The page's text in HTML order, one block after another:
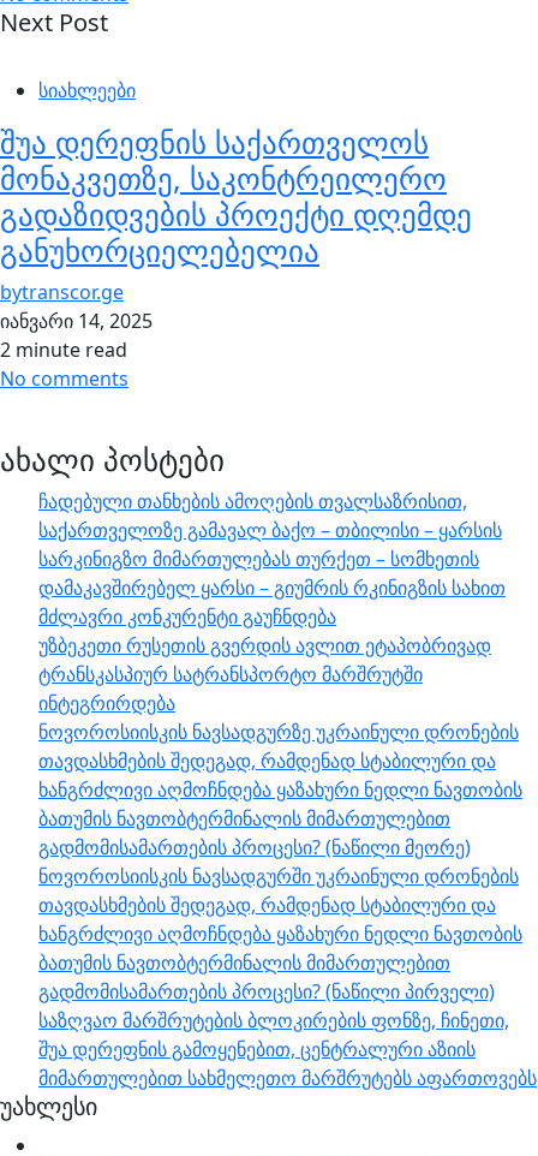
Next Post
სიახლეები
შუა დერეფნის საქართველოს
მონაკვეთზე, საკონტრეილერო
გადაზიდვების პროექტი დღემდე
განუხორციელებელია
bytranscor.ge
იანვარი 14, 2025
2 minute read
No comments
ახალი პოსტები
ჩადებული თანხების ამოღების თვალსაზრისით,
საქართველოზე გამავალ ბაქო – თბილისი – ყარსის
სარკინიგზო მიმართულებას თურქეთ – სომხეთის
დამაკავშირებელ ყარსი – გიუმრის რკინიგზის სახით
მძლავრი კონკურენტი გაუჩნდება
უზბეკეთი რუსეთის გვერდის ავლით ეტაპობრივად
ტრანსკასპიურ სატრანსპორტო მარშრუტში
ინტეგრირდება
ნოვოროსიისკის ნავსადგურზე უკრაინული დრონების
თავდასხმების შედეგად, რამდენად სტაბილური და
ხანგრძლივი აღმოჩნდება ყაზახური ნედლი ნავთობის
ბათუმის ნავთობტერმინალის მიმართულებით
გადმომისამართების პროცესი? (ნაწილი მეორე)
ნოვოროსიისკის ნავსადგურში უკრაინული დრონების
თავდასხმების შედეგად, რამდენად სტაბილური და
ხანგრძლივი აღმოჩნდება ყაზახური ნედლი ნავთობის
ბათუმის ნავთობტერმინალის მიმართულებით
გადმომისამართების პროცესი? (ნაწილი პირველი)
საზღვაო მარშრუტების ბლოკირების ფონზე, ჩინეთი,
შუა დერეფნის გამოყენებით, ცენტრალური აზიის
მიმართულებით სახმელეთო მარშრუტებს აფართოვებს
უახლესი